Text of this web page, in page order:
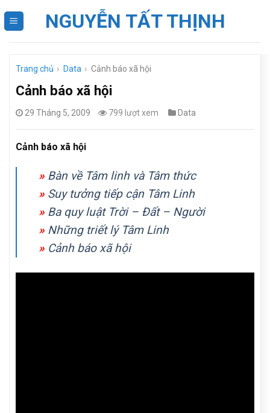
NGUYỄN TẤT THỊNH
Trang chủ › Data › Cảnh báo xã hội
Cảnh báo xã hội
29 Tháng 5, 2009 799 lượt xem Data
Cảnh báo xã hội
» Bàn về Tâm linh và Tâm thức
» Suy tưởng tiếp cận Tâm Linh
» Ba quy luật Trời – Đất – Người
» Những triết lý Tâm Linh
» Cảnh báo xã hội